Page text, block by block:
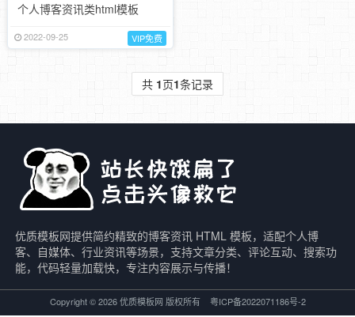
个人博客资讯类html模板
2022-09-25 VIP免费
共 1页1条记录
优质模板网提供简约精致的博客资讯 HTML 模板，适配个人博
客、自媒体、行业资讯等场景，支持文章分类、评论互动、搜索功
能，代码轻量加载快，专注内容展示与传播！
Copyright © 2026 优质模板网 版权所有 粤ICP备2022071186号-2